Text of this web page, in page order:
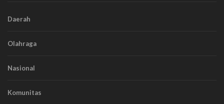
Daerah
Olahraga
Nasional
Komunitas